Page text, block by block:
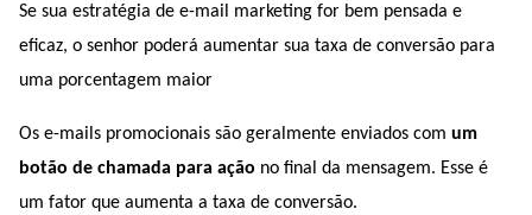
Se sua estratégia de e-mail marketing for bem pensada e
eficaz, o senhor poderá aumentar sua taxa de conversão para
uma porcentagem maior
Os e-mails promocionais são geralmente enviados com um
botão de chamada para ação no final da mensagem. Esse é
um fator que aumenta a taxa de conversão.